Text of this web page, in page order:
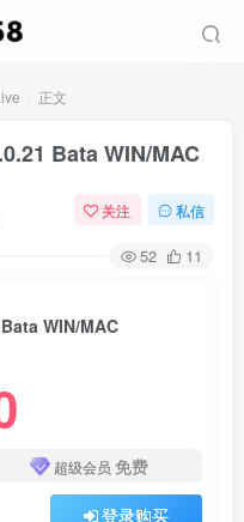
正文
Bata WIN/MAC
关注 私信
52 11
WIN/MAC
超级会员 免费
登录购买